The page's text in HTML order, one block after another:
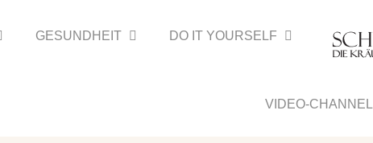
GESUNDHEIT DO IT YOURSELF
VIDEO-CHANNEL